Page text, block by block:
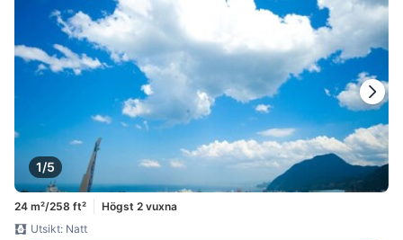
1/5
24 m²/258 ft²
Högst 2 vuxna
Utsikt: Natt